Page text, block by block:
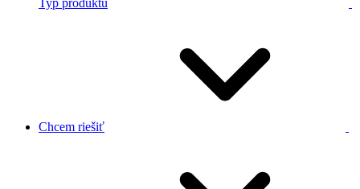
Chcem riešiť